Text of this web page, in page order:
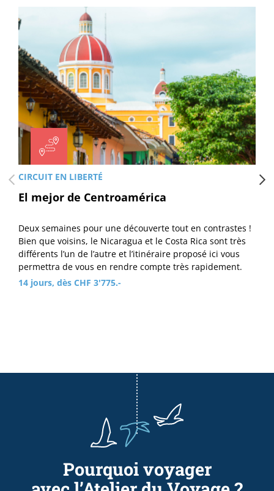
CIRCUIT EN LIBERTÉ
El mejor de Centroamérica
Deux semaines pour une découverte tout en contrastes !
Bien que voisins, le Nicaragua et le Costa Rica sont très
différents l’un de l’autre et l’itinéraire proposé ici vous
permettra de vous en rendre compte très rapidement.
14 jours, dès CHF 3'775.-
Pourquoi voyager